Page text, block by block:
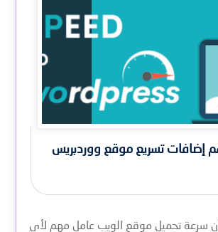
إضافات تسريع موقع ووردبريس
سرعة تحميل موقع الويب عامل مهم لأي